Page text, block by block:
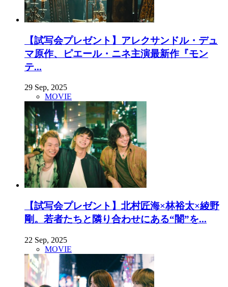
【試写会プレゼント】アレクサンドル・デュ
マ原作、ピエール・ニネ主演最新作『モン
テ...
29 Sep, 2025
MOVIE
【試写会プレゼント】北村匠海×林裕太×綾野
剛。若者たちと隣り合わせにある“闇”を...
22 Sep, 2025
MOVIE